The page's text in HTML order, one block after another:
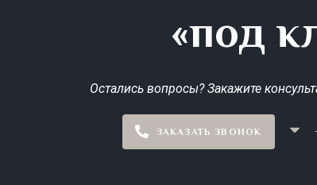
«под
Остались вопросы? Закажите
ЗАКАЗАТЬ ЗВОНОК